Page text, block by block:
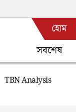
হোম
সবশেষ
TBN Analysis